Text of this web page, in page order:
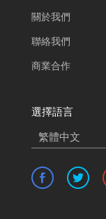
關於我們
聯絡我們
商業合作
選擇語言
繁體中文